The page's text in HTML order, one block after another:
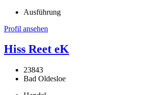
Ausführung
Profil ansehen
Hiss Reet eK
23843
Bad Oldesloe